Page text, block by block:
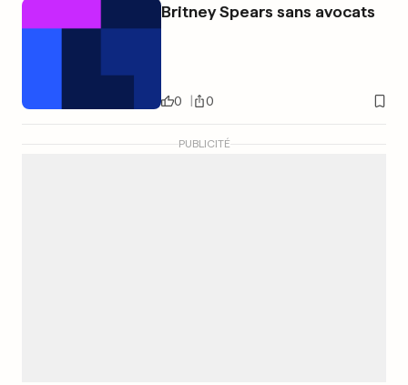
Britney Spears sans avocats
0 0
PUBLICITÉ